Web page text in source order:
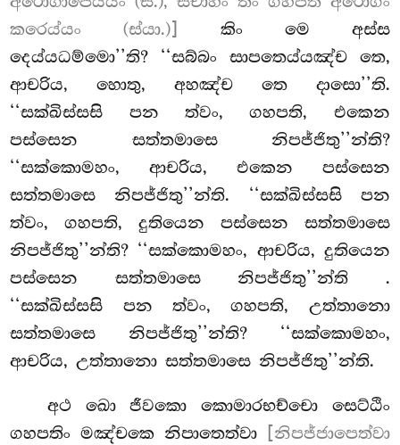
කරෙය්යං (ස්යා.)]
කිං මෙ අස්ස
දෙය්යධම්මො’’ති? ‘‘සබ්බං සාපතෙය්යඤ්ච තෙ,
ආචරිය, හොතු, අහඤ්ච තෙ දාසො’’ති.
‘‘සක්ඛිස්සසි පන ත්වං, ගහපති, එකෙන
පස්සෙන සත්තමාසෙ නිපජ්ජිතු’’න්ති?
‘‘සක්කොමහං, ආචරිය, එකෙන පස්සෙන
සත්තමාසෙ නිපජ්ජිතු’’න්ති. ‘‘සක්ඛිස්සසි පන
ත්වං, ගහපති, දුතියෙන පස්සෙන සත්තමාසෙ
නිපජ්ජිතු’’න්ති? ‘‘සක්කොමහං, ආචරිය, දුතියෙන
පස්සෙන සත්තමාසෙ නිපජ්ජිතු’’න්ති .
‘‘සක්ඛිස්සසි පන ත්වං, ගහපති, උත්තානො
සත්තමාසෙ නිපජ්ජිතු’’න්ති? ‘‘සක්කොමහං,
ආචරිය, උත්තානො සත්තමාසෙ නිපජ්ජිතු’’න්ති.
අථ ඛො ජීවකො කොමාරභච්චො සෙට්ඨිං
ගහපතිං මඤ්චකෙ නිපාතෙත්වා
[නිපජ්ජාපෙත්වා